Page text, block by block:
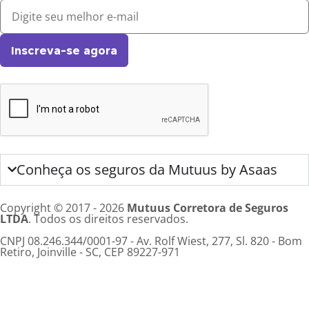
Inscreva-se agora
Conheça os seguros da Mutuus by Asaas
Copyright © 2017 - 2026 Mutuus Corretora de Seguros
LTDA. Todos os direitos reservados.
CNPJ 08.246.344/0001-97 - Av. Rolf Wiest, 277, Sl. 820 - Bom
Retiro, Joinville - SC, CEP 89227-971